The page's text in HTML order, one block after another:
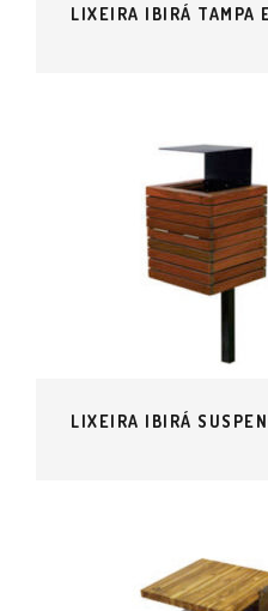
LIXEIRA IBIRÁ TAMPA
LIXEIRA IBIRÁ